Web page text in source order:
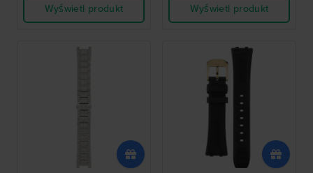
Wyświetl produkt
Wyświetl produkt